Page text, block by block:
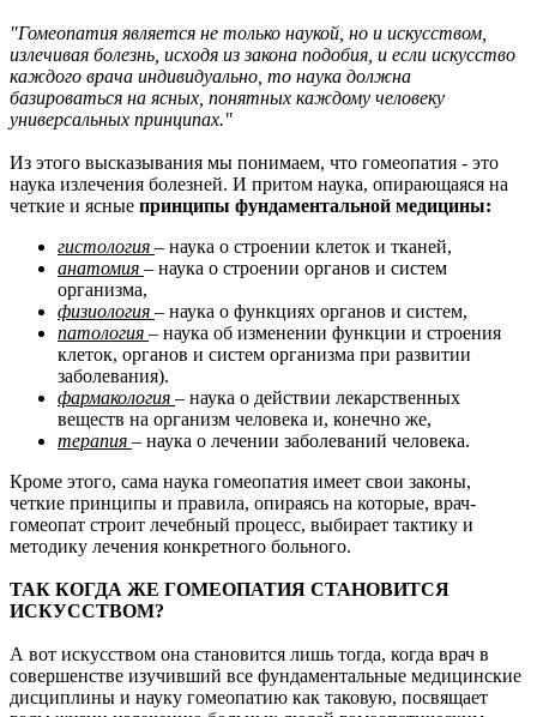
"Гомеопатия является не только наукой, но и искусством,
излечивая болезнь, исходя из закона подобия, и если искусство
каждого врача индивидуально, то наука должна
базироваться на ясных, понятных каждому человеку
универсальных принципах."
Из этого высказывания мы понимаем, что гомеопатия - это
наука излечения болезней. И притом наука, опирающаяся на
четкие и ясные принципы фундаментальной медицины:
гистология – наука о строении клеток и тканей,
анатомия – наука о строении органов и систем
организма,
физиология – наука о функциях органов и систем,
патология – наука об изменении функции и строения
клеток, органов и систем организма при развитии
заболевания).
фармакология – наука о действии лекарственных
веществ на организм человека и, конечно же,
терапия – наука о лечении заболеваний человека.
Кроме этого, сама наука гомеопатия имеет свои законы,
четкие принципы и правила, опираясь на которые, врач-
гомеопат строит лечебный процесс, выбирает тактику и
методику лечения конкретного больного.
ТАК КОГДА ЖЕ ГОМЕОПАТИЯ СТАНОВИТСЯ
ИСКУССТВОМ?
А вот искусством она становится лишь тогда, когда врач в
совершенстве изучивший все фундаментальные медицинские
дисциплины и науку гомеопатию как таковую, посвящает